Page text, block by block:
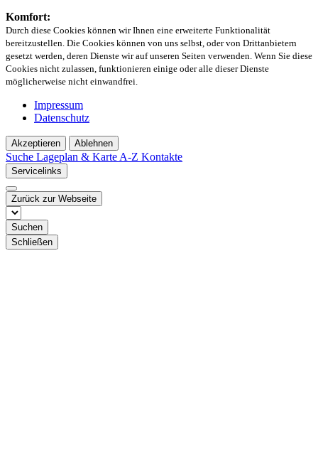
Komfort:
Durch diese Cookies können wir Ihnen eine erweiterte Funktionalität
bereitzustellen. Die Cookies können von uns selbst, oder von Drittanbietern
gesetzt werden, deren Dienste wir auf unseren Seiten verwenden. Wenn Sie diese
Cookies nicht zulassen, funktionieren einige oder alle dieser Dienste
möglicherweise nicht einwandfrei.
Impressum
Datenschutz
Akzeptieren Ablehnen
Suche Lageplan & Karte A-Z Kontakte
Servicelinks
Zurück zur Webseite
Suchen
Schließen